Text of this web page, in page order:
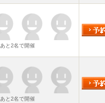
あと2名で開催
あと2名で開催